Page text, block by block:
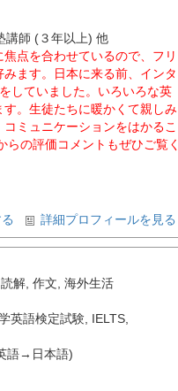
講師 (３年以上) 他
点を合わせているので、フリ
ます。日本に来る前、インタ
していました。いろいろな英
。生徒たちに暖かくて親しみ
ミュニケーションをはかるこ
の評価コメントもぜひご覧く
詳細プロフィールを見る
読解, 作文 海外生活
英語検定試験, IELTS,
語→日本語)